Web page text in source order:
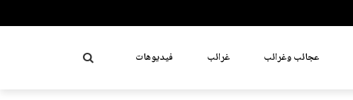
عجائب وغرائب غرائب فيديوهات